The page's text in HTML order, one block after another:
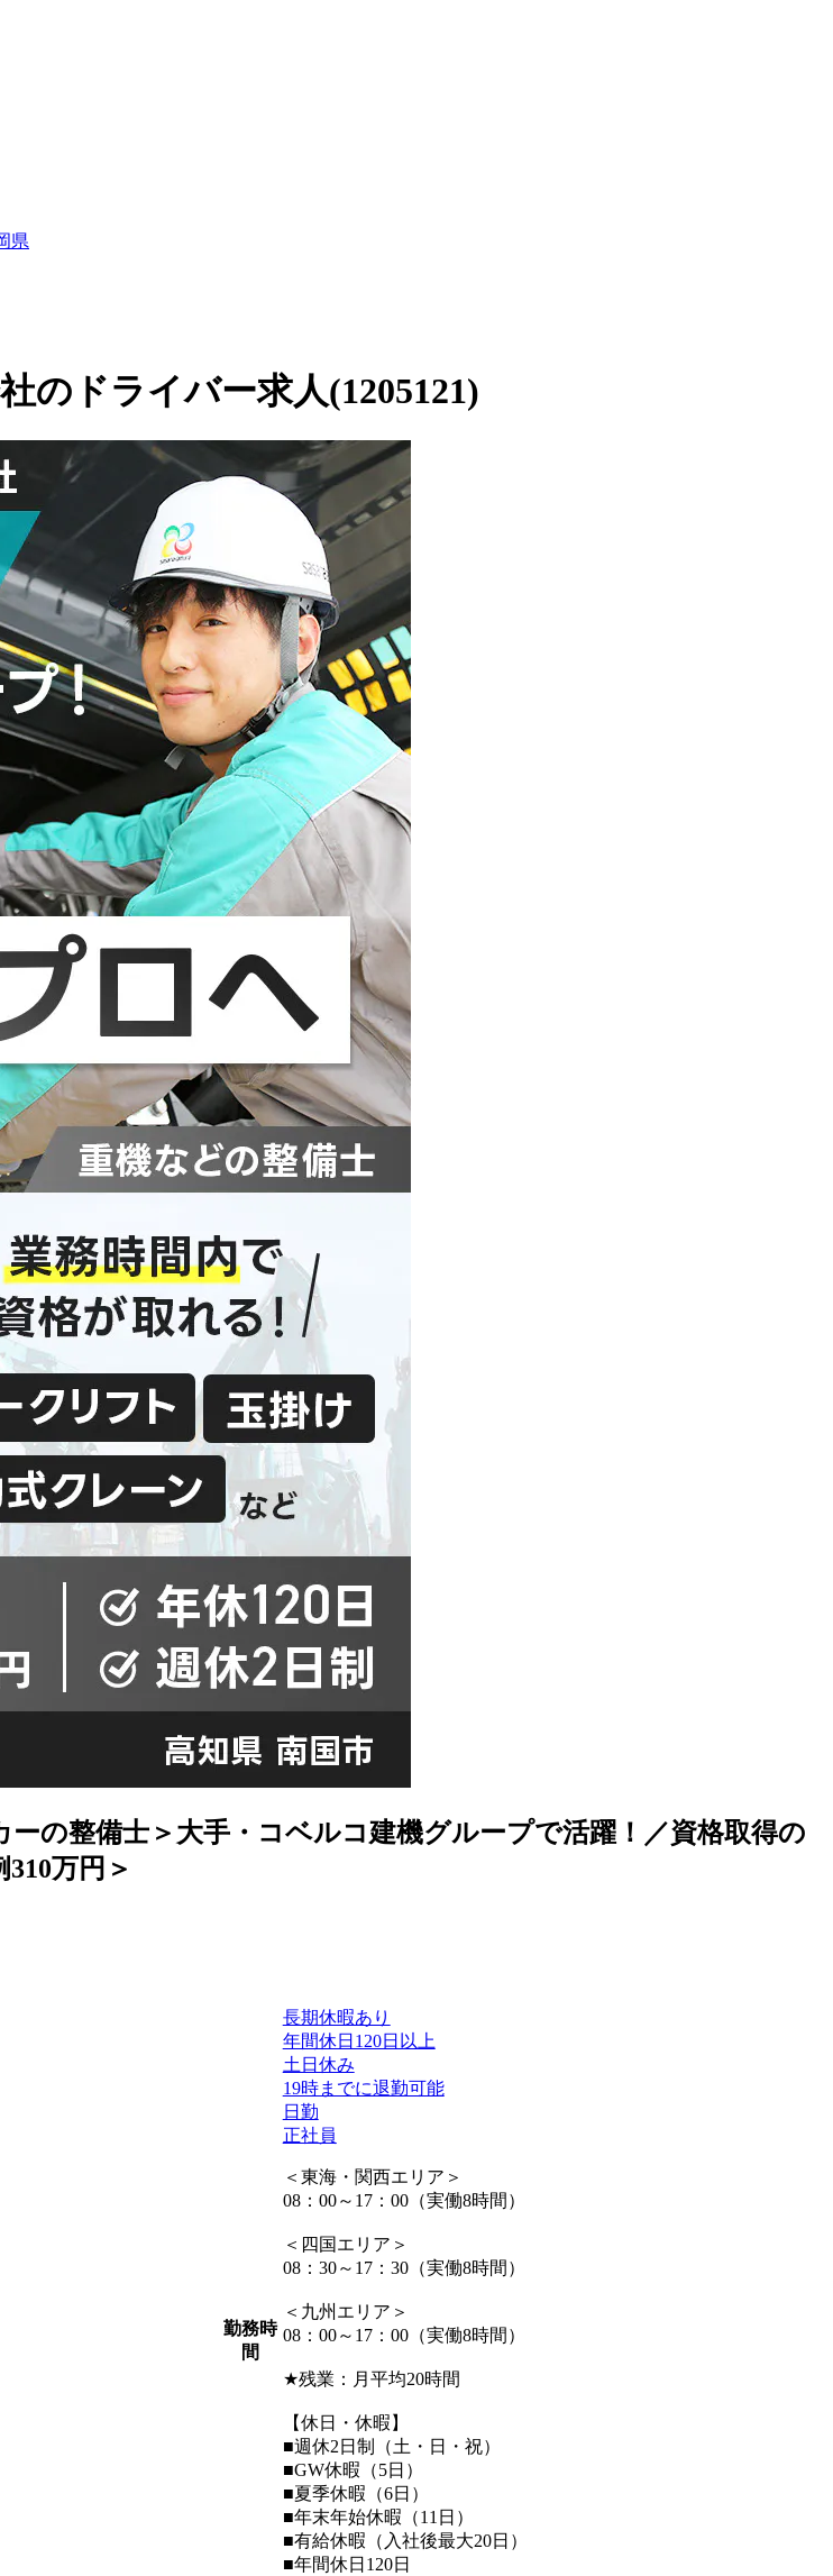
県
のドライバー求人(1205121)
の整備士＞大手・コベルコ建機グループで活躍！／資格取得の
万円＞
勤務時
間
長期休暇あり
年間休日120日以上
土日休み
19時までに退勤可能
日勤
正社員
＜東海・関西エリア＞
08：00～17：00（実働8時間）
＜四国エリア＞
08：30～17：30（実働8時間）
＜九州エリア＞
08：00～17：00（実働8時間）
★残業：月平均20時間
【休日・休暇】
■週休2日制（土・日・祝）
■GW休暇（5日）
■夏季休暇（6日）
■年末年始休暇（11日）
■有給休暇（入社後最大20日）
■年間休日120日